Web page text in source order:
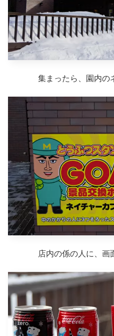
集まったら、園内の
店内の係の人に、画